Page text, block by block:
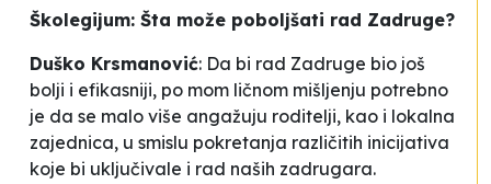
Školegijum: Šta može poboljšati rad Zadruge?
Duško Krsmanović: Da bi rad Zadruge bio još
bolji i efikasniji, po mom ličnom mišljenju potrebno
je da se malo više angažuju roditelji, kao i lokalna
zajednica, u smislu pokretanja različitih inicijativa
koje bi uključivale i rad naših zadrugara.